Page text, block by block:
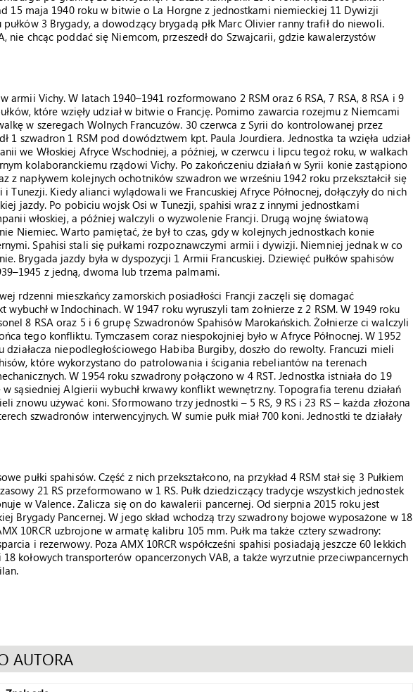
15 maja 1940 roku w bitwie o La Horgne z jednostkami niemieckiej 11 Dywizji
3 Brygady, a dowodzący brygadą płk Marc Olivier ranny trafił do niewoli.
nie chcąc poddać się Niemcom, przeszedł do Szwajcarii, gdzie kawalerzystów
armii Vichy. W latach 1940–1941 rozformowano 2 RSM oraz 6 RSA, 7 RSA, 8 RSA i 9
które wzięły udział w bitwie o Francję. Pomimo zawarcia rozejmu z Niemcami
w szeregach Wolnych Francuzów. 30 czerwca z Syrii do kontrolowanej przez
1 szwadron 1 RSM pod dowództwem kpt. Paula Jourdiera. Jednostka ta wzięła udział
we Włoskiej Afryce Wschodniej, a później, w czerwcu i lipcu tegoż roku, w walkach
kolaboranckiemu rządowi Vichy. Po zakończeniu działań w Syrii konie zastąpiono
z napływem kolejnych ochotników szwadron we wrześniu 1942 roku przekształcił się
Tunezji. Kiedy alianci wylądowali we Francuskiej Afryce Północnej, dołączyły do nich
jazdy. Po pobiciu wojsk Osi w Tunezji, spahisi wraz z innymi jednostkami
włoskiej, a później walczyli o wyzwolenie Francji. Drugą wojnę światową
Niemiec. Warto pamiętać, że był to czas, gdy w kolejnych jednostkach konie
Spahisi stali się pułkami rozpoznawczymi armii i dywizji. Niemniej jednak w co
Brygada jazdy była w dyspozycji 1 Armii Francuskiej. Dziewięć pułków spahisów
z jedną, dwoma lub trzema palmami.
rdzenni mieszkańcy zamorskich posiadłości Francji zaczęli się domagać
wybuchł w Indochinach. W 1947 roku wyruszyli tam żołnierze z 2 RSM. W 1949 roku
8 RSA oraz 5 i 6 grupę Szwadronów Spahisów Marokańskich. Żołnierze ci walczyli
tego konfliktu. Tymczasem coraz niespokojniej było w Afryce Północnej. W 1952
działacza niepodległościowego Habiba Burgiby, doszło do rewolty. Francuzi mieli
które wykorzystano do patrolowania i ścigania rebeliantów na terenach
W 1954 roku szwadrony połączono w 4 RST. Jednostka istniała do 19
sąsiedniej Algierii wybuchł krwawy konflikt wewnętrzny. Topografia terenu działań
znowu używać koni. Sformowano trzy jednostki – 5 RS, 9 RS i 23 RS – każda złożona
szwadronów interwencyjnych. W sumie pułk miał 700 koni. Jednostki te działały
pułki spahisów. Część z nich przekształcono, na przykład 4 RSM stał się 3 Pułkiem
21 RS przeformowano w 1 RS. Pułk dziedziczący tradycje wszystkich jednostek
w Valence. Zalicza się on do kawalerii pancernej. Od sierpnia 2015 roku jest
Brygady Pancernej. W jego skład wchodzą trzy szwadrony bojowe wyposażone w 18
10RCR uzbrojone w armatę kalibru 105 mm. Pułk ma także cztery szwadrony:
i rezerwowy. Poza AMX 10RCR współcześni spahisi posiadają jeszcze 60 lekkich
kołowych transporterów opancerzonych VAB, a także wyrzutnie przeciwpancernych
AUTORA